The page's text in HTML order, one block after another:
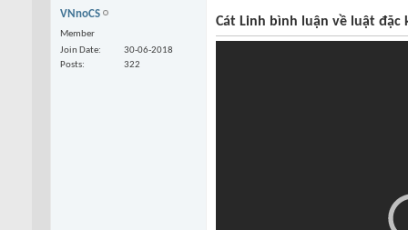
VNnoCS
Member
Join Date
30-06-2018
Posts
322
Cát Linh bình luận về luật đặc